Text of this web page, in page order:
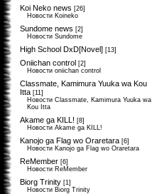
Koi Neko news [26]
Новости Koineko
Sundome news [2]
Новости Sundome
High School DxD[Novel] [13]
Oniichan control [2]
Новости oniichan control
Classmate, Kamimura Yuuka wa Kou
Itta [11]
Новости Classmate, Kamimura Yuuka wa
Kou Itta
Akame ga KILL! [8]
Новости Akame ga KILL!
Kanojo ga Flag wo Oraretara [6]
Новости Kanojo ga Flag wo Oraretara
ReMember [6]
Новости ReMember
Biorg Trinity [1]
Новости Biorg Trinity